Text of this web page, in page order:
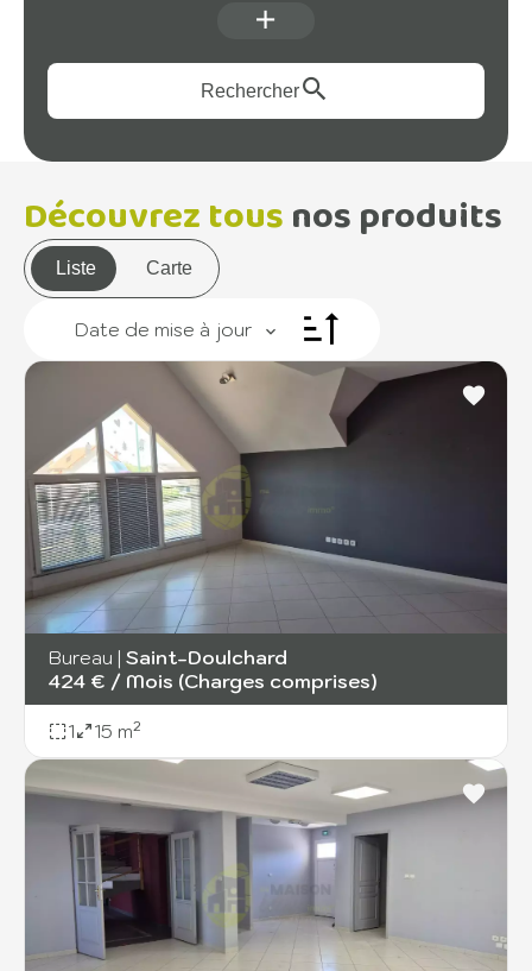
Rechercher
Découvrez tousnos produits
Liste Carte
Date de mise à jour
Bureau | Saint-Doulchard
424 € / Mois (Charges comprises)
1 15 m²
+
−